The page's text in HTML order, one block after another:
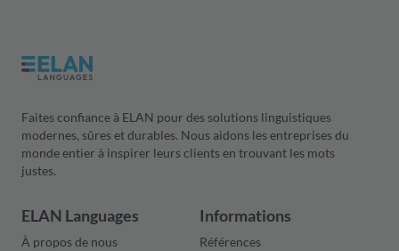
Faites confiance à ELAN pour des solutions linguistiques
modernes, sûres et durables. Nous aidons les entreprises du
monde entier à inspirer leurs clients en trouvant les mots
justes.
ELAN Languages
À propos de nous
Informations
Références